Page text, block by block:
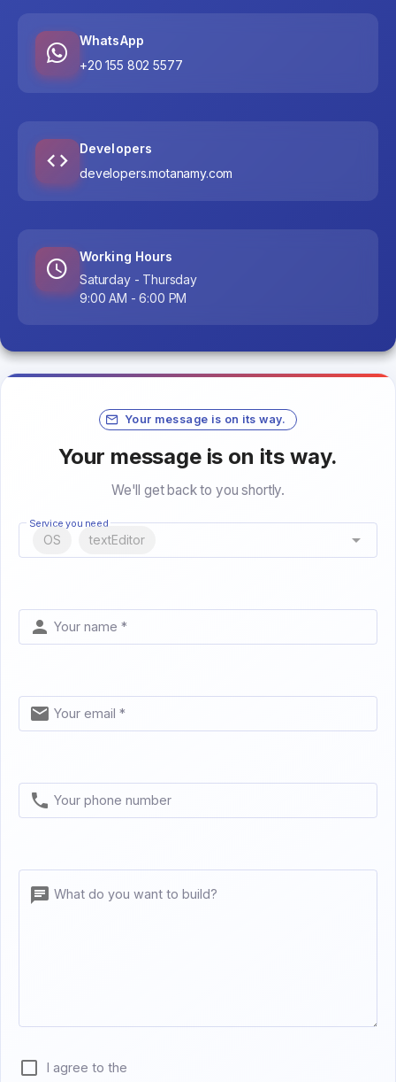
WhatsApp
+20 155 802 5577
Developers
developers.motanamy.com
Working Hours
Saturday - Thursday
9:00 AM - 6:00 PM
Your message is on its way.
Your message is on its way.
We'll get back to you shortly.
Service you need
OS textEditor
Your name *
Your email *
Your phone number
What do you want to build?
I agree to the